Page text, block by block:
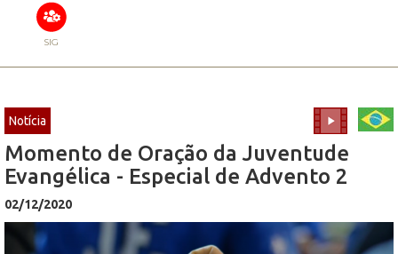
SIG
Notícia
Momento de Oração da Juventude
Evangélica - Especial de Advento 2
02/12/2020